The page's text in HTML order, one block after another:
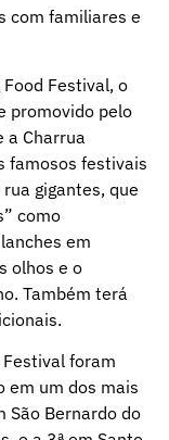
com familiares e
Food Festival, o
promovido pelo
a Charrua
famosos festivais
gigantes, que
como
em
olhos e o
Também terá
foram
em um dos mais
São Bernardo do